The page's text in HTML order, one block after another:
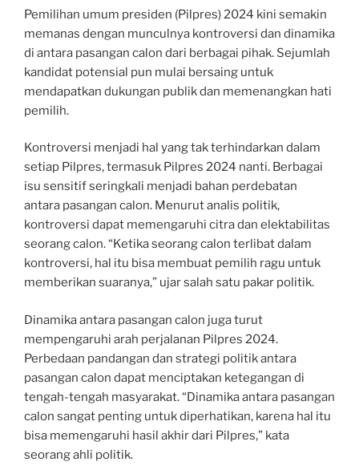
Pemilihan umum presiden (Pilpres) 2024 kini semakin
memanas dengan munculnya kontroversi dan dinamika
di antara pasangan calon dari berbagai pihak. Sejumlah
kandidat potensial pun mulai bersaing untuk
mendapatkan dukungan publik dan memenangkan hati
pemilih.
Kontroversi menjadi hal yang tak terhindarkan dalam
setiap Pilpres, termasuk Pilpres 2024 nanti. Berbagai
isu sensitif seringkali menjadi bahan perdebatan
antara pasangan calon. Menurut analis politik,
kontroversi dapat memengaruhi citra dan elektabilitas
seorang calon. “Ketika seorang calon terlibat dalam
kontroversi, hal itu bisa membuat pemilih ragu untuk
memberikan suaranya,” ujar salah satu pakar politik.
Dinamika antara pasangan calon juga turut
mempengaruhi arah perjalanan Pilpres 2024.
Perbedaan pandangan dan strategi politik antara
pasangan calon dapat menciptakan ketegangan di
tengah-tengah masyarakat. “Dinamika antara pasangan
calon sangat penting untuk diperhatikan, karena hal itu
bisa memengaruhi hasil akhir dari Pilpres,” kata
seorang ahli politik.